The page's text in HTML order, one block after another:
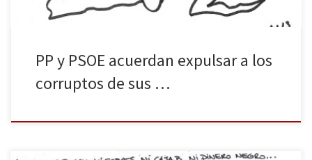
PP y PSOE acuerdan expulsar a los
corruptos de sus …